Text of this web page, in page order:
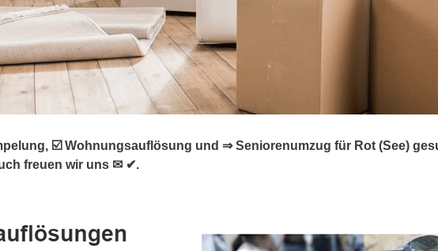
☑️ Wohnungsauflösung und ⇒ Seniorenumzug für Rot (See)
freuen wir uns ✉ ✔.